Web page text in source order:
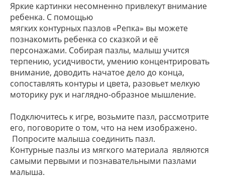
Яркие картинки несомненно привлекут внимание
ребенка. С помощью
мягких контурных пазлов «Репка» вы можете
познакомить ребенка со сказкой и её
персонажами. Собирая пазлы, малыш учится
терпению, усидчивости, умению концентрировать
внимание, доводить начатое дело до конца,
сопоставлять контуры и цвета, разовьет мелкую
моторику рук и наглядно-образное мышление.
Подключитесь к игре, возьмите пазл, рассмотрите
его, поговорите о том, что на нем изображено.
Попросите малыша соединить пазл.
Контурные пазлы из мягкого материала являются
самыми первыми и познавательными пазлами
малыша.